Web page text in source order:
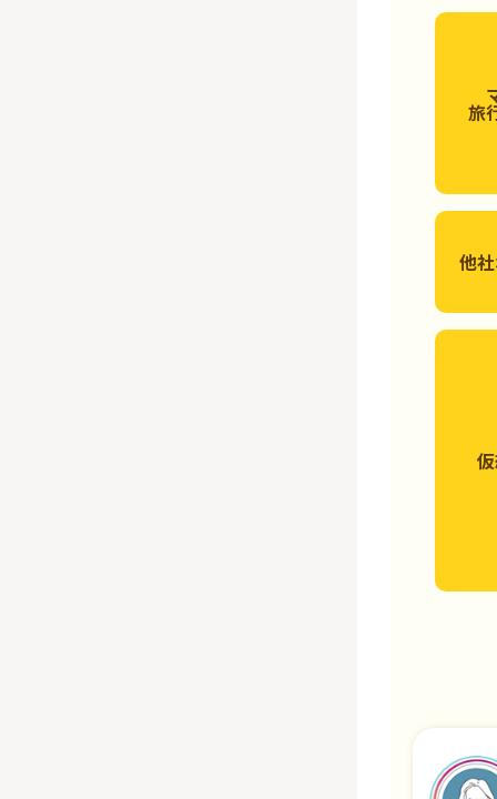
旅
他